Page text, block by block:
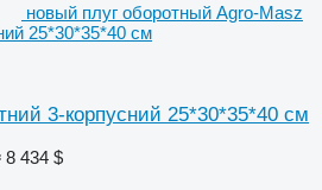
новый плуг оборотный Agro-Masz
25*30*35*40 см
3-корпусний 25*30*35*40 см
8 434 $